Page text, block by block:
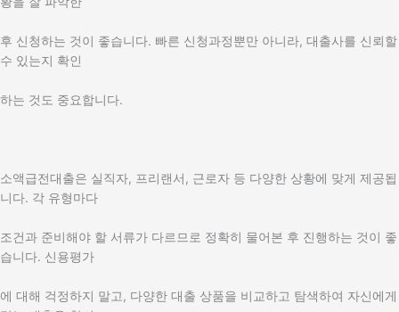
후 신청하는 것이 좋습니다. 빠른 신청과정뿐만 아니라, 대출사를 신뢰할
수 있는지 확인
하는 것도 중요합니다.
소액급전대출은 실직자, 프리랜서, 근로자 등 다양한 상황에 맞게 제공됩
니다. 각 유형마다
조건과 준비해야 할 서류가 다르므로 정확히 물어본 후 진행하는 것이 좋
습니다. 신용평가
에 대해 걱정하지 말고, 다양한 대출 상품을 비교하고 탐색하여 자신에게